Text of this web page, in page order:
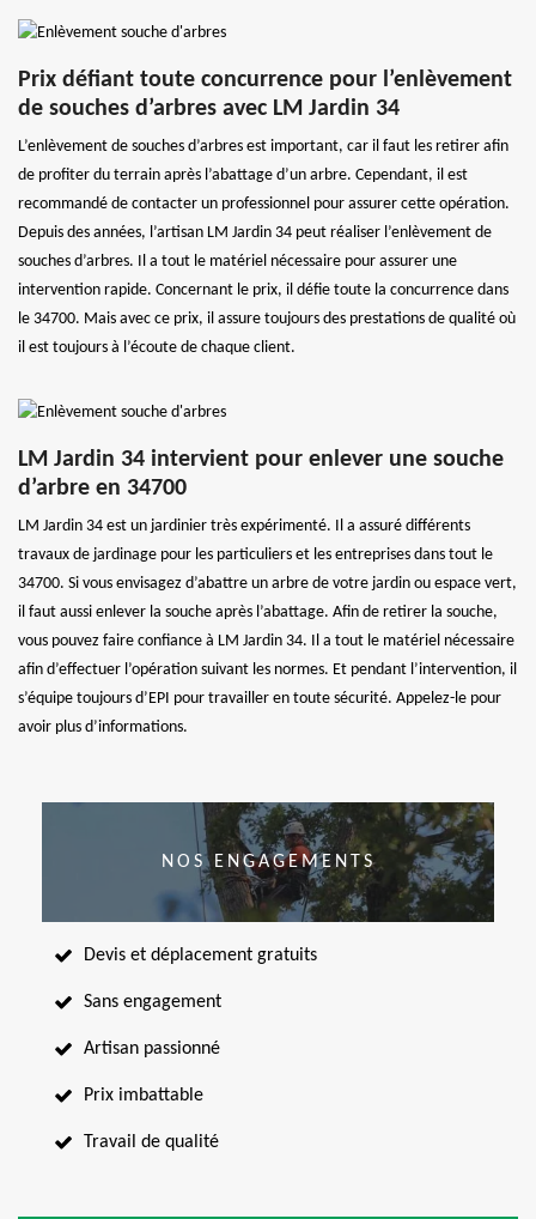
Prix défiant toute concurrence pour l’enlèvement
de souches d’arbres avec LM Jardin 34
L’enlèvement de souches d’arbres est important, car il faut les retirer afin
de profiter du terrain après l’abattage d’un arbre. Cependant, il est
recommandé de contacter un professionnel pour assurer cette opération.
Depuis des années, l’artisan LM Jardin 34 peut réaliser l’enlèvement de
souches d’arbres. Il a tout le matériel nécessaire pour assurer une
intervention rapide. Concernant le prix, il défie toute la concurrence dans
le 34700. Mais avec ce prix, il assure toujours des prestations de qualité où
il est toujours à l’écoute de chaque client.
LM Jardin 34 intervient pour enlever une souche
d’arbre en 34700
LM Jardin 34 est un jardinier très expérimenté. Il a assuré différents
travaux de jardinage pour les particuliers et les entreprises dans tout le
34700. Si vous envisagez d’abattre un arbre de votre jardin ou espace vert,
il faut aussi enlever la souche après l’abattage. Afin de retirer la souche,
vous pouvez faire confiance à LM Jardin 34. Il a tout le matériel nécessaire
afin d’effectuer l’opération suivant les normes. Et pendant l’intervention, il
s’équipe toujours d’EPI pour travailler en toute sécurité. Appelez-le pour
avoir plus d’informations.
NOS ENGAGEMENTS
Devis et déplacement gratuits
Sans engagement
Artisan passionné
Prix imbattable
Travail de qualité